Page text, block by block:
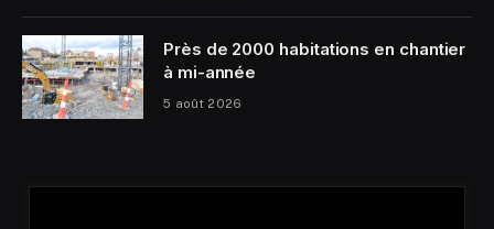
Près de 2000 habitations en chantier
à mi-année
5 août 2026